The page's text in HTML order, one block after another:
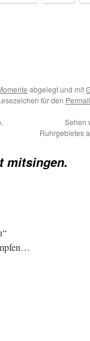
abgelegt und mit
für den
Sehen
Ruhrgebietes
mitsingen.